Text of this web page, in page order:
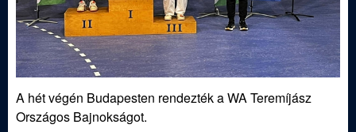
o
r
tA hét végén Budapesten rendezték a WA Teremíjász
Országos Bajnokságot.